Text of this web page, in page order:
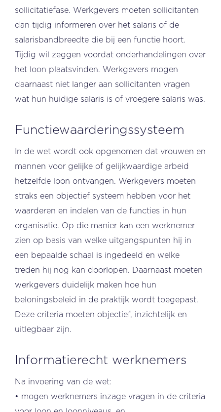
sollicitatiefase. Werkgevers moeten sollicitanten
dan tijdig informeren over het salaris of de
salarisbandbreedte die bij een functie hoort.
Tijdig wil zeggen voordat onderhandelingen over
het loon plaatsvinden. Werkgevers mogen
daarnaast niet langer aan sollicitanten vragen
wat hun huidige salaris is of vroegere salaris was.
Functiewaarderingssysteem
In de wet wordt ook opgenomen dat vrouwen en
mannen voor gelijke of gelijkwaardige arbeid
hetzelfde loon ontvangen. Werkgevers moeten
straks een objectief systeem hebben voor het
waarderen en indelen van de functies in hun
organisatie. Op die manier kan een werknemer
zien op basis van welke uitgangspunten hij in
een bepaalde schaal is ingedeeld en welke
treden hij nog kan doorlopen. Daarnaast moeten
werkgevers duidelijk maken hoe hun
beloningsbeleid in de praktijk wordt toegepast.
Deze criteria moeten objectief, inzichtelijk en
uitlegbaar zijn.
Informatierecht werknemers
Na invoering van de wet:
• mogen werknemers inzage vragen in de criteria